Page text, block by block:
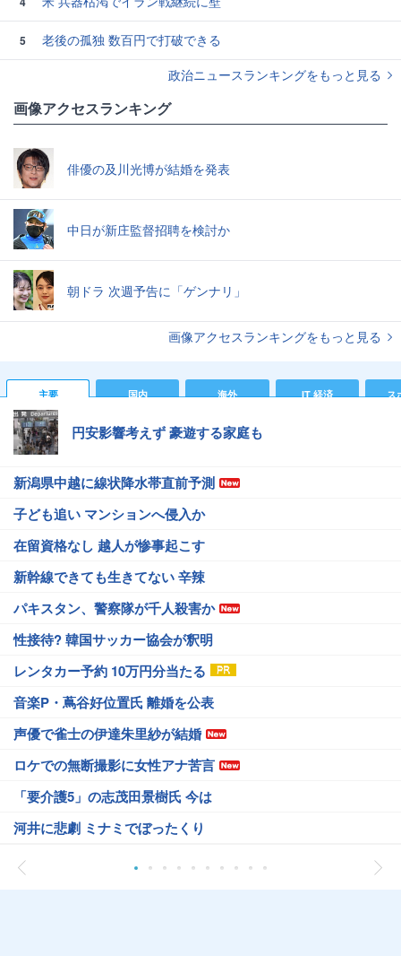
5
老後の孤独 数百円で打破できる
政治ニュースランキングをもっと見る
画像アクセスランキング
俳優の及川光博が結婚を発表
中日が新庄監督招聘を検討か
朝ドラ 次週予告に「ゲンナリ」
画像アクセスランキングをもっと見る
主要 国内 海外 IT 経済 ス
円安影響考えず 豪遊する家庭も
新潟県中越に線状降水帯直前予測
子ども追い マンションへ侵入か
在留資格なし 越人が惨事起こす
新幹線できても生きてない 辛辣
パキスタン、警察隊が千人殺害か
性接待? 韓国サッカー協会が釈明
レンタカー予約 10万円分当たる
音楽P・蔦谷好位置氏 離婚を公表
声優で雀士の伊達朱里紗が結婚
ロケでの無断撮影に女性アナ苦言
「要介護5」の志茂田景樹氏 今は
河井に悲劇 ミナミでぼったくり